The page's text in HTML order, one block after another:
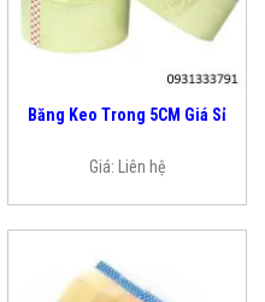
Băng Keo Trong 5CM Giá Sỉ
Giá: Liên hệ